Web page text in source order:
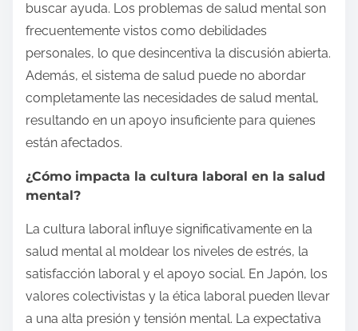
buscar ayuda. Los problemas de salud mental son
frecuentemente vistos como debilidades
personales, lo que desincentiva la discusión abierta.
Además, el sistema de salud puede no abordar
completamente las necesidades de salud mental,
resultando en un apoyo insuficiente para quienes
están afectados.
¿Cómo impacta la cultura laboral en la salud
mental?
La cultura laboral influye significativamente en la
salud mental al moldear los niveles de estrés, la
satisfacción laboral y el apoyo social. En Japón, los
valores colectivistas y la ética laboral pueden llevar
a una alta presión y tensión mental. La expectativa